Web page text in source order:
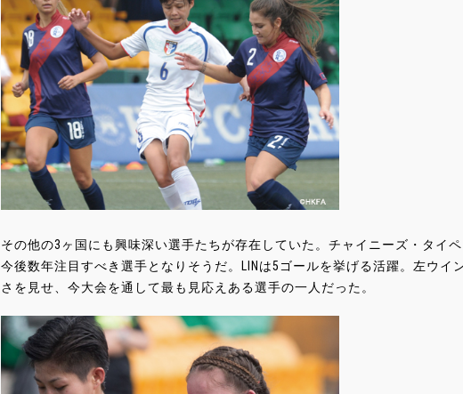
その他の3ヶ国にも興味深い選手たちが存在していた。チャイニーズ・タイペ
今後数年注目すべき選手となりそうだ。LINは5ゴールを挙げる活躍。左ウイ
さを見せ、今大会を通して最も見応えある選手の一人だった。